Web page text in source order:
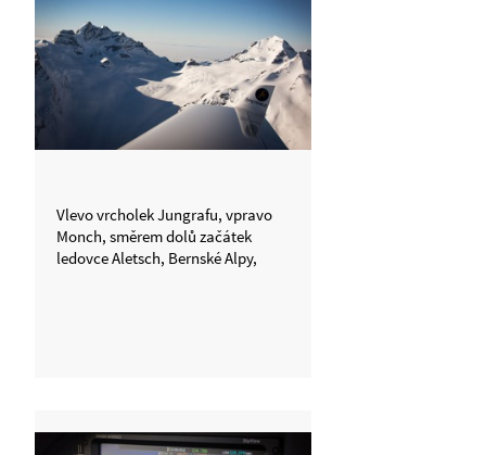
Vlevo vrcholek Jungrafu, vpravo
Monch, směrem dolů začátek
ledovce Aletsch, Bernské Alpy,